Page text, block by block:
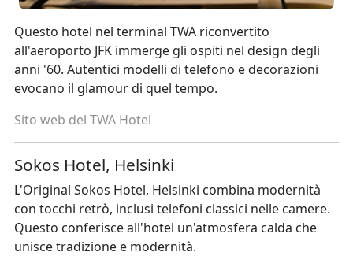
Questo hotel nel terminal TWA riconvertito
all'aeroporto JFK immerge gli ospiti nel design degli
anni '60. Autentici modelli di telefono e decorazioni
evocano il glamour di quel tempo.
Sito web del TWA Hotel
Sokos Hotel, Helsinki
L'Original Sokos Hotel, Helsinki combina modernità
con tocchi retrò, inclusi telefoni classici nelle camere.
Questo conferisce all'hotel un'atmosfera calda che
unisce tradizione e modernità.